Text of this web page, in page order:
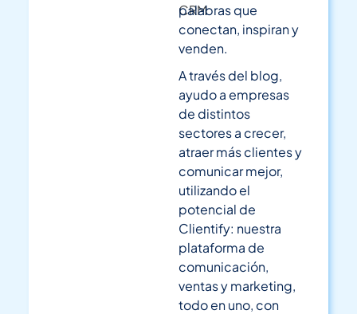
CRM
palabras que
conectan, inspiran y
venden.
A través del blog,
ayudo a empresas
de distintos
sectores a crecer,
atraer más clientes y
comunicar mejor,
utilizando el
potencial de
Clientify: nuestra
plataforma de
comunicación,
ventas y marketing,
todo en uno, con